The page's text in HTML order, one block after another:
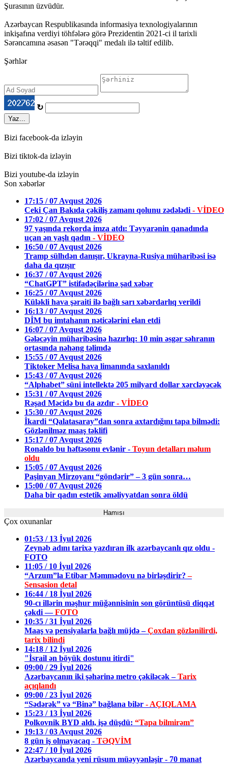
Şurasının üzvüdür.
Azərbaycan Respublikasında informasiya texnologiyalarının
inkişafına verdiyi töhfələrə görə Prezidentin 2021-ci il tarixli
Sərəncamına əsasən "Tərəqqi" medalı ilə təltif edilib.
Şərhlər
↻
Yaz...
Bizi facebook-da izləyin
Bizi tiktok-da izləyin
Bizi youtube-da izləyin
Son xəbərlər
17:15 / 07 Avqust 2026
Ceki Çan Bakıda çəkiliş zamanı qolunu zədələdi - VİDEO
17:02 / 07 Avqust 2026
97 yaşında rekorda imza atdı: Təyyarənin qanadında
uçan ən yaşlı qadın - VİDEO
16:50 / 07 Avqust 2026
Tramp sülhdən danışır, Ukrayna-Rusiya müharibəsi isə
daha da qızışır
16:37 / 07 Avqust 2026
“ChatGPT” istifadəçilərinə şad xəbər
16:25 / 07 Avqust 2026
Küləkli hava şəraiti ilə bağlı sarı xəbərdarlıq verildi
16:13 / 07 Avqust 2026
DİM bu imtahanın nəticələrini elan etdi
16:07 / 07 Avqust 2026
Gələcəyin müharibəsinə hazırlıq: 10 min əsgər səhranın
ortasında nəhəng təlimdə
15:55 / 07 Avqust 2026
Tiktoker Melisa hava limanında saxlanıldı
15:43 / 07 Avqust 2026
“Alphabet” süni intellektə 205 milyard dollar xərcləyəcək
15:31 / 07 Avqust 2026
Rəşad Məcidə bu da azdır - VİDEO
15:30 / 07 Avqust 2026
İkardi “Qalatasaray”dan sonra axtardığını tapa bilmədi:
Gözlənilməz maaş təklifi
15:17 / 07 Avqust 2026
Ronaldo bu həftəsonu evlənir - Toyun detalları məlum
oldu
15:05 / 07 Avqust 2026
Paşinyan Mirzoyanı “göndərir” – 3 gün sonra…
15:00 / 07 Avqust 2026
Daha bir qadın estetik əməliyyatdan sonra öldü
Hamısı
Çox oxunanlar
01:53 / 13 İyul 2026
Zeynəb adını tarixə yazdıran ilk azərbaycanlı qız oldu -
FOTO
11:05 / 10 İyul 2026
“Arzum”la Etibar Məmmədovu nə birləşdirir?–
Sensasion detal
16:44 / 18 İyul 2026
90-cı illərin məşhur müğənnisinin son görüntüsü diqqət
çəkdi —FOTO
10:35 / 31 İyul 2026
Maaş və pensiyalarla bağlı müjdə –Çoxdan gözlənilirdi,
tarix bilindi
14:18 / 12 İyul 2026
"İsrail ən böyük dostunu itirdi"
09:00 / 29 İyul 2026
Azərbaycanın iki şəhərinə metro çəkiləcək –Tarix
açıqlandı
09:00 / 23 İyul 2026
“Sədərək” və “Binə” bağlana bilər - AÇIQLAMA
15:23 / 13 İyul 2026
Polkovnik BYD aldı, işə düşdü: “Tapa bilmirəm”
19:13 / 03 Avqust 2026
8 gün iş olmayacaq - TƏQVİM
22:47 / 10 İyul 2026
Azərbaycanda yeni rüsum müəyyənləşir - 70 manat